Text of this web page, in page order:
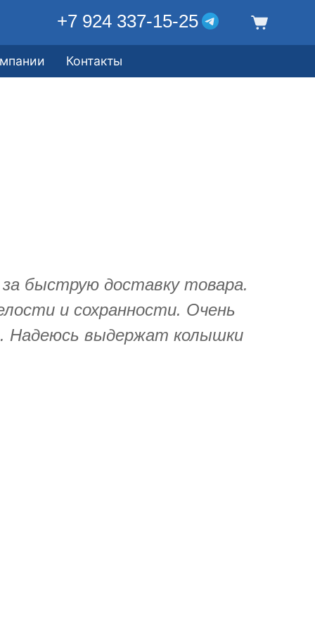
+7 924 337-15-25
Контакты
быструю доставку товара.
и сохранности. Очень
Надеюсь выдержат колышки